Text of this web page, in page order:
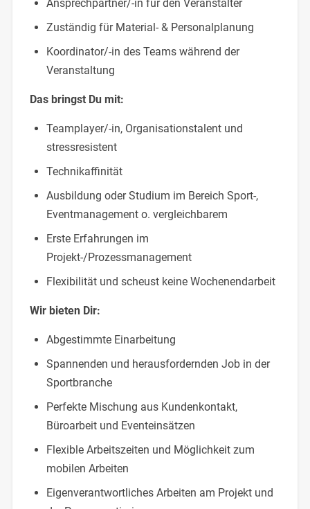
Ansprechpartner/-in für den Veranstalter
Zuständig für Material- & Personalplanung
Koordinator/-in des Teams während der
Veranstaltung
Das bringst Du mit:
Teamplayer/-in, Organisationstalent und
stressresistent
Technikaffinität
Ausbildung oder Studium im Bereich Sport-,
Eventmanagement o. vergleichbarem
Erste Erfahrungen im
Projekt-/Prozessmanagement
Flexibilität und scheust keine Wochenendarbeit
Wir bieten Dir:
Abgestimmte Einarbeitung
Spannenden und herausfordernden Job in der
Sportbranche
Perfekte Mischung aus Kundenkontakt,
Büroarbeit und Eventeinsätzen
Flexible Arbeitszeiten und Möglichkeit zum
mobilen Arbeiten
Eigenverantwortliches Arbeiten am Projekt und